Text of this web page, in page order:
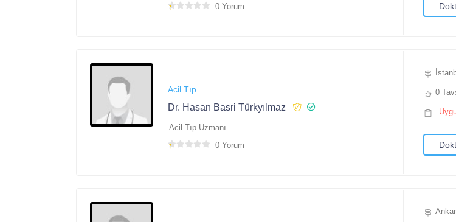
0 Yorum
Acil Tıp
Dr. Hasan Basri Türkyılmaz
Acil Tıp Uzmanı
0 Yorum
0